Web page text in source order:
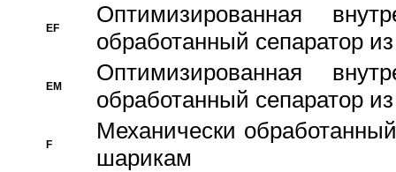
EF
Оптимизированная
обработанный сепаратор
EM
Оптимизированная
обработанный сепаратор
F
Механически
шарикам